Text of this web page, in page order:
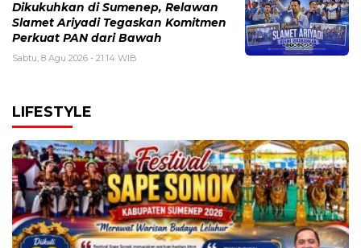
Dikukuhkan di Sumenep, Relawan
Slamet Ariyadi Tegaskan Komitmen
Perkuat PAN dari Bawah
Sabtu, 8 Agu 2026 - 21:14 WIB
LIFESTYLE